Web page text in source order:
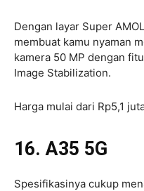
Dengan layar Super
membuat kamu nyaman
kamera 50 MP dengan
Image Stabilization.
Harga mulai dari Rp5,1
16. A35 5G
Spesifikasinya cukup